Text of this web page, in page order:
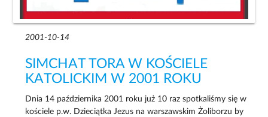
2001-10-14
SIMCHAT TORA W KOŚCIELE
KATOLICKIM W 2001 ROKU
Dnia 14 października 2001 roku już 10 raz spotkaliśmy się w
kościele p.w. Dzieciątka Jezus na warszawskim Żoliborzu by